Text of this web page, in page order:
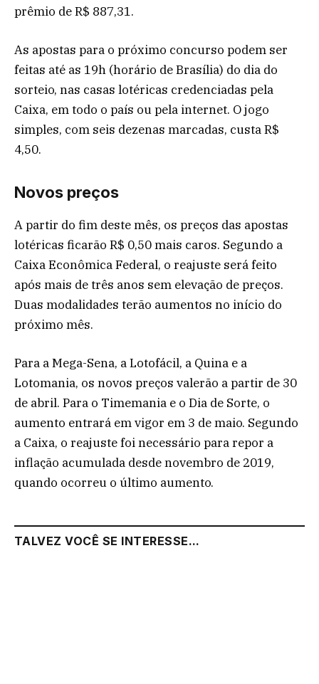
prêmio de R$ 887,31.
As apostas para o próximo concurso podem ser
feitas até as 19h (horário de Brasília) do dia do
sorteio, nas casas lotéricas credenciadas pela
Caixa, em todo o país ou pela internet. O jogo
simples, com seis dezenas marcadas, custa R$
4,50.
Novos preços
A partir do fim deste mês, os preços das apostas
lotéricas ficarão R$ 0,50 mais caros. Segundo a
Caixa Econômica Federal, o reajuste será feito
após mais de três anos sem elevação de preços.
Duas modalidades terão aumentos no início do
próximo mês.
Para a Mega-Sena, a Lotofácil, a Quina e a
Lotomania, os novos preços valerão a partir de 30
de abril. Para o Timemania e o Dia de Sorte, o
aumento entrará em vigor em 3 de maio. Segundo
a Caixa, o reajuste foi necessário para repor a
inflação acumulada desde novembro de 2019,
quando ocorreu o último aumento.
TALVEZ VOCÊ SE INTERESSE...